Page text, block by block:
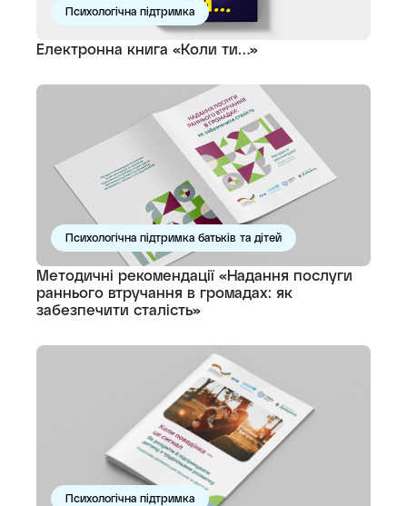
Психологічна підтримка
Електронна книга «Коли ти…»
Психологічна підтримка батьків та дітей
Методичні рекомендації «Надання послуги
раннього втручання в громадах: як
забезпечити сталість»
Психологічна підтримка